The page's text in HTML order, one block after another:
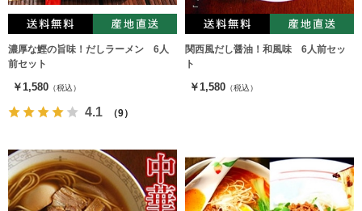
濃厚な鰹の旨味！だしラーメン 6人
前セット
￥1,580 （税込）
4.1 （9）
関西風だし醤油！和風味 6人前セッ
ト
￥1,580 （税込）